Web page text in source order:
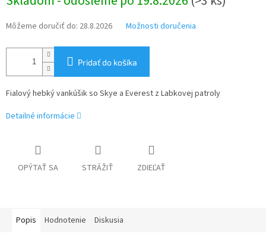
cena:
Môžeme doručiť do: 28.8.2026 Možnosti doručenia
Pridať do košíka
Fialový hebký vankúšik so Skye a Everest z Labkovej patroly
Detailné informácie
OPÝTAŤ SA STRÁŽIŤ ZDIEĽAŤ
Popis Hodnotenie Diskusia